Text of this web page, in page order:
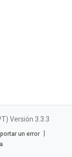
Versión 3.3.3
un error